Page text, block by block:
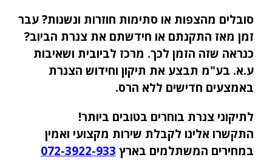
סובלים מהצפות או סתימות חוזרות ונשנות? עבר
זמן מאז התקנתם או חידשתם את צנרת הביוב?
כנראה שזה הזמן לכך. מרכז לביובית ושאיבות
ע.א. בע"מ תבצע את תיקון וחידוש הצנרת
באמצעים חדישים ללא הרס.
לתיקוני צנרת בוחרים בטובים ביותר!
התקשרו אלינו לקבלת שירות מקצועי ואמין
במחירים המשתלמים בארץ 072-3922-933